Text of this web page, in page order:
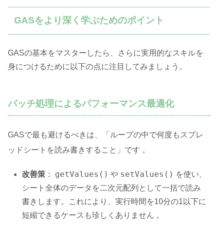
GASをより深く学ぶためのポイント
GASの基本をマスターしたら、さらに実用的なスキルを
身につけるために以下の点に注目してみましょう。
バッチ処理によるパフォーマンス最適化
GASで最も避けるべきは、「ループの中で何度もスプレ
ッドシートを読み書きすること」です 。
改善策 ： getValues() や setValues() を使い、
シート全体のデータを二次元配列として一括で読み
書きします。これにより、実行時間を10分の1以下に
短縮できるケースも珍しくありません 。